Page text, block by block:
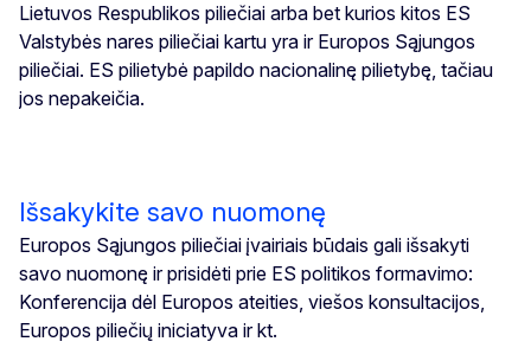
Lietuvos Respublikos piliečiai arba bet kurios kitos ES
Valstybės nares piliečiai kartu yra ir Europos Sąjungos
piliečiai. ES pilietybė papildo nacionalinę pilietybę, tačiau
jos nepakeičia.
Išsakykite savo nuomonę
Europos Sąjungos piliečiai įvairiais būdais gali išsakyti
savo nuomonę ir prisidėti prie ES politikos formavimo:
Konferencija dėl Europos ateities, viešos konsultacijos,
Europos piliečių iniciatyva ir kt.